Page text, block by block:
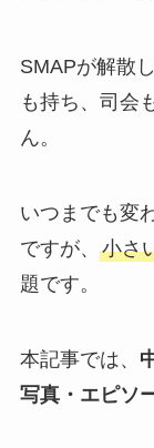
SMAPが解散
も持ち、司会
ん。
いつまでも変
ですが、 小さ
題です。
本記事では、
写真・エピソ